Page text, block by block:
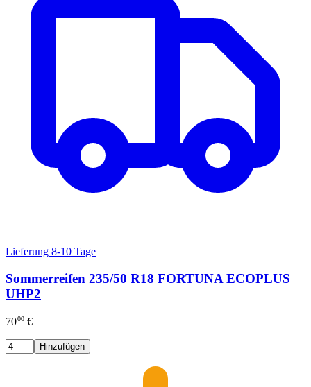
Lieferung 8-10 Tage
Sommerreifen 235/50 R18 FORTUNA ECOPLUS
UHP2
7000 €
Hinzufügen